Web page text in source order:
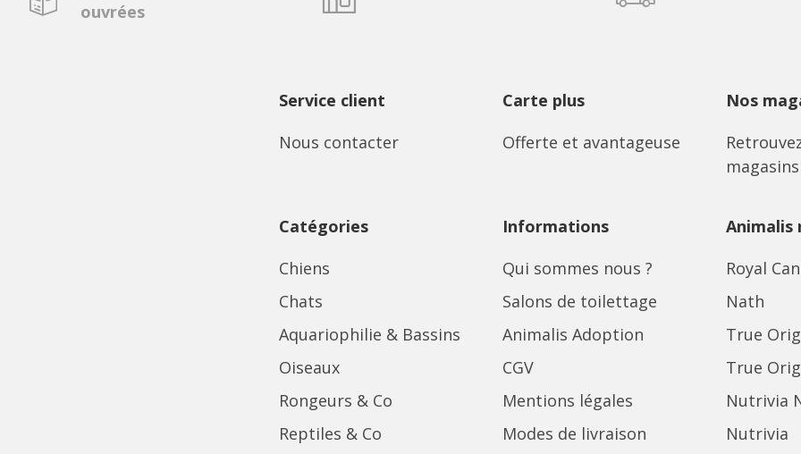
ouvrées
Service client
Nous contacter
Carte plus
Offerte et avantageuse
Nos
magasins
Catégories
Chiens
Chats
Aquariophilie & Bassins
Oiseaux
Rongeurs & Co
Reptiles & Co
Informations
Qui sommes nous ?
Salons de toilettage
Animalis Adoption
CGV
Mentions légales
Modes de livraison
Animalis
Royal
Nath
True
True
Nutrivia
Nutrivia